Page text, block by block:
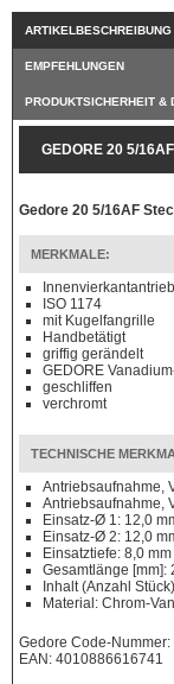
ARTIKELBESCHREIBUNG
EMPFEHLUNGEN
PRODUKTSICHERHEIT &
GEDORE 20 5/
Gedore 20 5/16AF
MERKMALE:
ISO 1174
mit Kugelfangrille
Handbetätigt
griffig gerändelt
GEDORE
geschliffen
verchromt
TECHNISCHE
Antriebsaufnahme,
Antriebsaufnahme,
Einsatz-Ø 1: 12,0
Einsatz-Ø 2: 12,0
Einsatztiefe: 8,0 mm
Gesamtlänge [mm]:
Inhalt (Anzahl
Material: Chrom-
Gedore Code-
EAN: 4010886616741